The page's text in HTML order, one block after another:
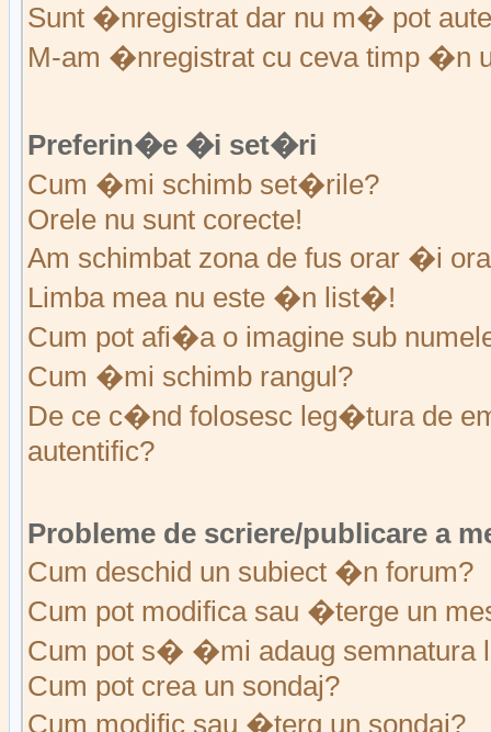
Sunt �nregistrat dar nu m� pot
M-am �nregistrat cu ceva timp �n
Preferin�e �i set�ri
Cum �mi schimb set�rile?
Orele nu sunt corecte!
Am schimbat zona de fus orar �i
Limba mea nu este �n list�!
Cum pot afi�a o imagine sub
Cum �mi schimb rangul?
De ce c�nd folosesc leg�tura de
autentific?
Probleme de scriere/publicare a
Cum deschid un subiect �n forum?
Cum pot modifica sau �terge un
Cum pot s� �mi adaug semnatura
Cum pot crea un sondaj?
Cum modific sau �terg un sondaj?